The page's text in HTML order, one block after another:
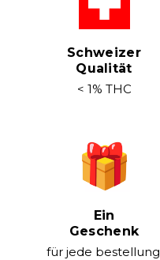
Schweizer
Qualität
< 1% THC
Ein
Geschenk
für jede